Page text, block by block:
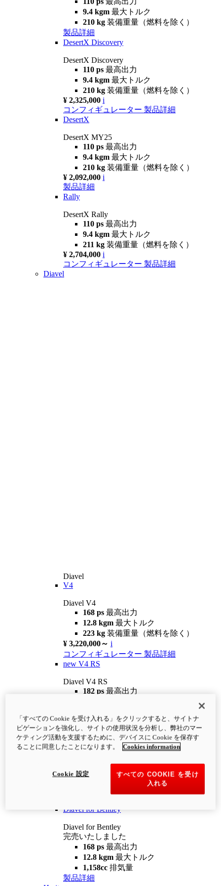
9.4 kgm 最大トルク
210 kg 装備重量（燃料を除く）
製品詳細
DesertX Discovery
DesertX Discovery
110 ps 最高出力
9.4 kgm 最大トルク
210 kg 装備重量（燃料を除く）
¥ 2,325,000 i
コンフィギュレーター 製品詳細
DesertX
DesertX MY25
110 ps 最高出力
9.4 kgm 最大トルク
210 kg 装備重量（燃料を除く）
¥ 2,092,000 i
製品詳細
Rally
DesertX Rally
110 ps 最高出力
9.4 kgm 最大トルク
211 kg 装備重量（燃料を除く）
¥ 2,704,000 i
コンフィギュレーター 製品詳細
Diavel
Diavel
V4
Diavel V4
168 ps 最高出力
12.8 kgm 最大トルク
223 kg 装備重量（燃料を除く）
¥ 3,220,000～ i
コンフィギュレーター 製品詳細
new V4 RS
Diavel V4 RS
182 ps 最高出力
¥4,400,000 i
コンフィギュレーター 製品詳細
newV4 RS 100
12.2 kgm
最大トルク
装備重量（燃料を除く）
Diavel for Bentley
Diavel for Bentley
完売いたしました
168 ps 最高出力
12.8 kgm 最大トルク
1,158cc 排気量
製品詳細
「すべての Cookie を受け入れる」をクリックすると、サイトナ
ビゲーションを強化し、サイトの使用状況を分析し、弊社のマー
ケティング活動を支援するために、デバイスに Cookie を保存す
ることに同意したことになります。
Cookies information
すべての COOKIE を受け
入れる
Cookie 設定